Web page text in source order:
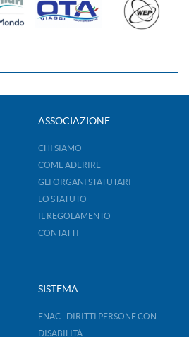
ASSOCIAZIONE
CHI SIAMO
COME ADERIRE
GLI ORGANI STATUTARI
LO STATUTO
IL REGOLAMENTO
CONTATTI
SISTEMA
ENAC - DIRITTI PERSONE CON
DISABILITÀ